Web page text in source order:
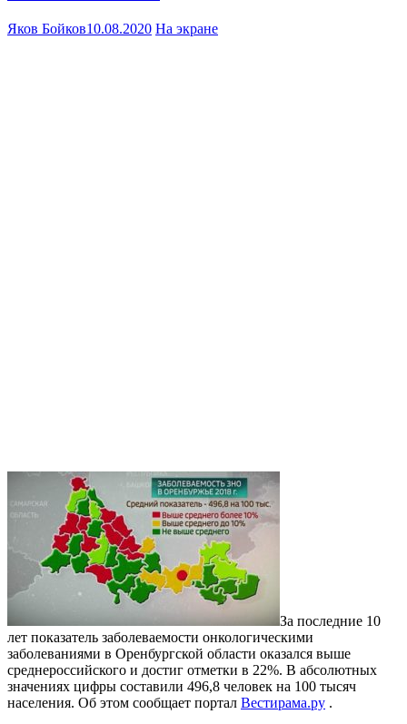
Яков Бойков10.08.2020 На экране
За последние 10
лет показатель заболеваемости онкологическими
заболеваниями в Оренбургской области оказался выше
среднероссийского и достиг отметки в 22%. В абсолютных
значениях цифры составили 496,8 человек на 100 тысяч
населения. Об этом сообщает портал Вестирама.ру .